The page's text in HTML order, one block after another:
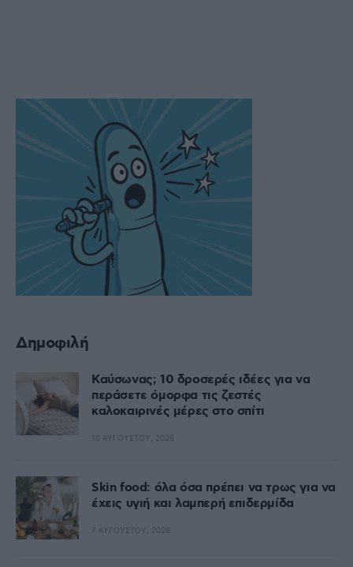
Δημοφιλή
Καύσωνας; 10 δροσερές ιδέες για να
περάσετε όμορφα τις ζεστές
καλοκαιρινές μέρες στο σπίτι
10 ΑΥΓΟΎΣΤΟΥ, 2026
Skin food: όλα όσα πρέπει να τρως για να
έχεις υγιή και λαμπερή επιδερμίδα
7 ΑΥΓΟΎΣΤΟΥ, 2026